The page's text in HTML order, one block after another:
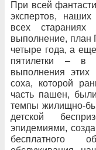
При всей
экспертов,
всех стараниях
выполнение, план
четыре года, а
пятилетки – в
выполнения
соха, которой
часть пашен,
темпы жилищно-
детской
эпидемиями,
бесплатного